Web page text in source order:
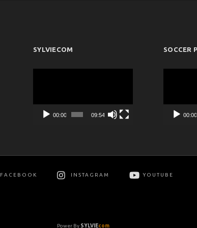
SYLVIECOM
00:00 09:54
SOCCER
00:00
FACEBOOK INSTAGRAM YOUTUBE
Power By SYLVIEcom